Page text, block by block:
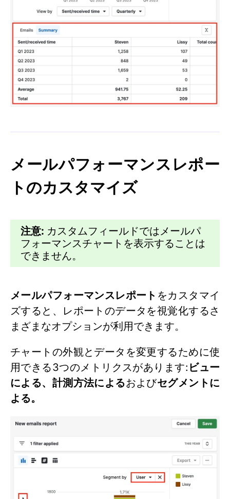
メールパフォーマンスレポー
トのカスタマイズ
注意: カスタムフィールドではメールパ
フォーマンスチャートを表示することは
できません。
メールパフォーマンスレポート をカスタマイ
ズすると、レポートのデータを視覚化するさ
まざまなオプションが利用できます。
チャートの外観とデータを変更するために使
用できる3つのメトリクスがあります: ビュー
による、計測方法によるおよびセグメントに
よる。